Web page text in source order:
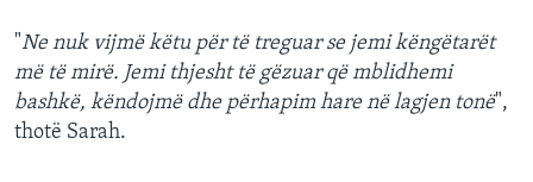
"Ne nuk vijmë këtu për të treguar se jemi këngëtarët
më të mirë. Jemi thjesht të gëzuar që mblidhemi
bashkë, këndojmë dhe përhapim hare në lagjen tonë",
thotë Sarah.